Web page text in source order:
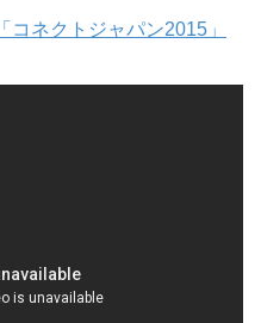
ネクトジャパン2015」